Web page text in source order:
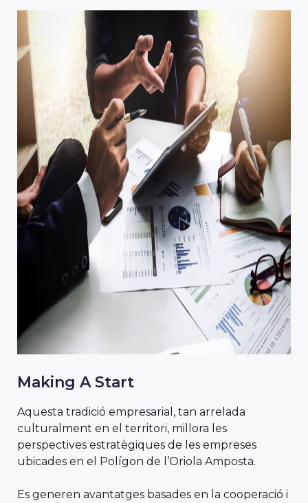
Making A Start
Aquesta tradició empresarial, tan arrelada
culturalment en el territori, millora les
perspectives estratègiques de les empreses
ubicades en el Polígon de l’Oriola Amposta.
Es generen avantatges basades en la cooperació i